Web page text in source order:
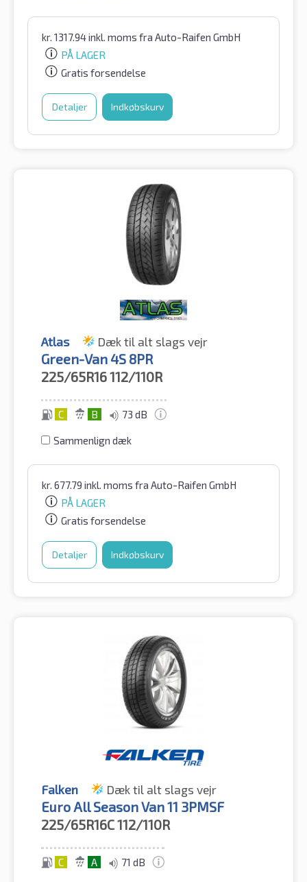
kr. 1317.94inkl. moms fra Auto-Raifen GmbH
PÅ LAGER
Gratis forsendelse
Detaljer Indkøbskurv
Atlas Dæk til alt slags vejr
Green-Van 4S 8PR
225/65R16112/110R
C B 73 dB
Sammenlign dæk
kr. 677.79 inkl. moms fra Auto-Raifen GmbH
PÅ LAGER
Gratis forsendelse
Detaljer Indkøbskurv
Falken Dæk til alt slags vejr
Euro All Season Van 11 3PMSF
225/65R16C112/110R
C A 71 dB